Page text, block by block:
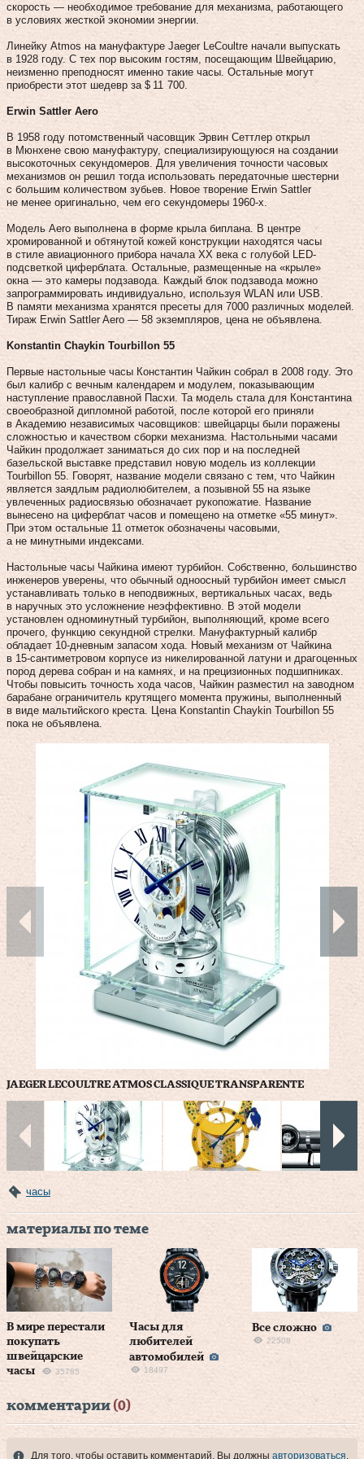
скорость — необходимое требование для механизма, работающего
в условиях жесткой экономии энергии.
Линейку Atmos на мануфактуре Jaeger LeCoultre начали выпускать
в 1928 году. С тех пор высоким гостям, посещающим Швейцарию,
неизменно преподносят именно такие часы. Остальные могут
приобрести этот шедевр за $ 11 700.
Erwin Sattler Aero
В 1958 году потомственный часовщик Эрвин Сеттлер открыл
в Мюнхене свою мануфактуру, специализирующуюся на создании
высокоточных секундомеров. Для увеличения точности часовых
механизмов он решил тогда использовать передаточные шестерни
с большим количеством зубьев. Новое творение Erwin Sattler
не менее оригинально, чем его секундомеры 1960‑х.
Модель Aero выполнена в форме крыла биплана. В центре
хромированной и обтянутой кожей конструкции находятся часы
в стиле авиационного прибора начала ХХ века с голубой LED-
подсветкой циферблата. Остальные, размещенные на «крыле»
окна — это камеры подзавода. Каждый блок подзавода можно
запрограммировать индивидуально, используя WLAN или USB.
В памяти механизма хранятся пресеты для 7000 различных моделей.
Тираж Erwin Sattler Aero — 58 экземпляров, цена не объявлена.
Konstantin Chaykin Tourbillon 55
Первые настольные часы Константин Чайкин собрал в 2008 году. Это
был калибр с вечным календарем и модулем, показывающим
наступление православной Пасхи. Та модель стала для Константина
своеобразной дипломной работой, после которой его приняли
в Академию независимых часовщиков: швейцарцы были поражены
сложностью и качеством сборки механизма. Настольными часами
Чайкин продолжает заниматься до сих пор и на последней
базельской выставке представил новую модель из коллекции
Tourbillon 55. Говорят, название модели связано с тем, что Чайкин
является заядлым радиолюбителем, а позывной 55 на языке
увлеченных радиосвязью обозначает рукопожатие. Название
вынесено на циферблат часов и помещено на отметке «55 минут».
При этом остальные 11 отметок обозначены часовыми,
а не минутными индексами.
Настольные часы Чайкина имеют турбийон. Собственно, большинство
инженеров уверены, что обычный одноосный турбийон имеет смысл
устанавливать только в неподвижных, вертикальных часах, ведь
в наручных это усложнение неэффективно. В этой модели
установлен одноминутный турбийон, выполняющий, кроме всего
прочего, функцию секундной стрелки. Мануфактурный калибр
обладает 10‑дневным запасом хода. Новый механизм от Чайкина
в 15‑сантиметровом корпусе из никелированной латуни и драгоценных
пород дерева собран и на камнях, и на прецизионных подшипниках.
Чтобы повысить точность хода часов, Чайкин разместил на заводном
барабане ограничитель крутящего момента пружины, выполненный
в виде мальтийского креста. Цена Konstantin Chaykin Tourbillon 55
пока не объявлена.
JAEGER LECOULTRE ATMOS CLASSIQUE TRANSPARENTE
часы
материалы по теме
В мире перестали
покупать
швейцарские
часы
35785
Часы для
любителей
автомобилей
18497
Все сложно
22508
комментарии (0)
Для того, чтобы оставить комментарий, Вы должны авторизоваться